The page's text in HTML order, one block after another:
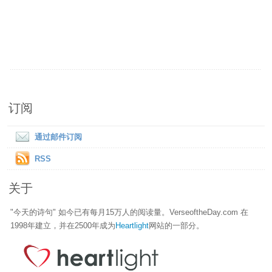
订阅
通过邮件订阅
RSS
关于
"今天的诗句" 如今已有每月15万人的阅读量。VerseoftheDay.com 在
1998年建立，并在2500年成为 Heartlight网站的一部分。